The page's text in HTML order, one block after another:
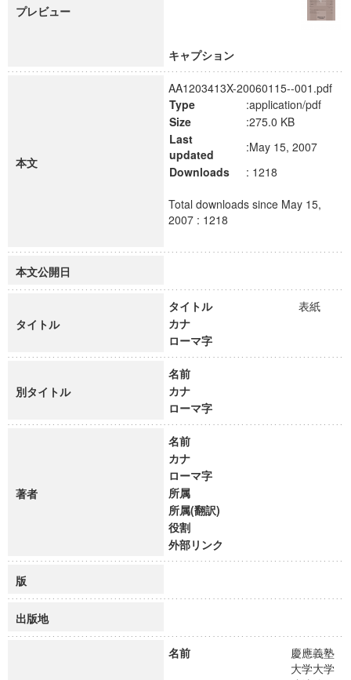
プレビュー
キャプション
本文
AA1203413X-20060115--001.pdf
Type
:application/pdf
Size
:275.0 KB
Last
updated
:May 15, 2007
Downloads
: 1218
Total downloads since May 15,
2007 : 1218
本文公開日
タイトル
タイトル
表紙
カナ
ローマ字
別タイトル
名前
カナ
ローマ字
著者
名前
カナ
ローマ字
所属
所属(翻訳)
役割
外部リンク
版
出版地
名前
慶應義塾
大学大学